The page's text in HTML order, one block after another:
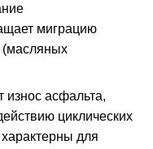
миграцию
(масляных
износ асфальта,
циклических
для